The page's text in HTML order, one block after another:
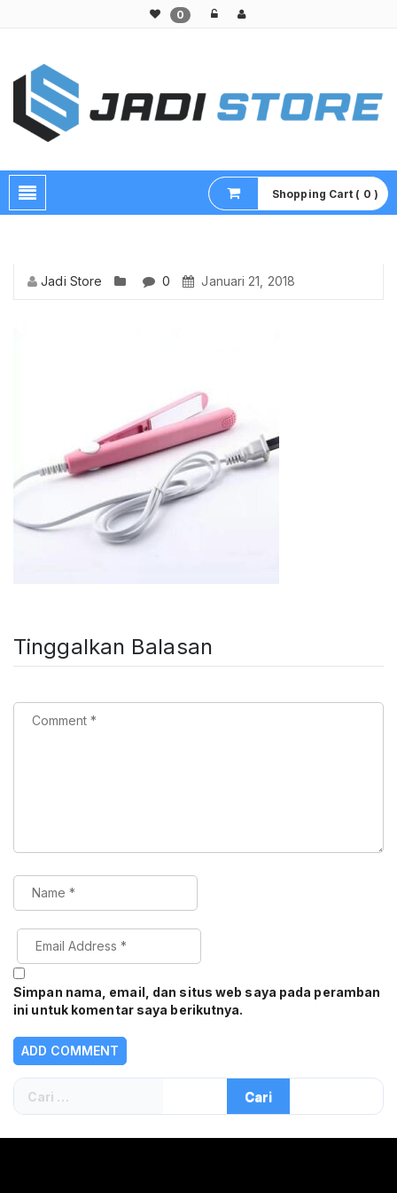
0
Shopping Cart ( 0 )
Jadi Store 0 Januari 21, 2018
Tinggalkan Balasan
Simpan nama, email, dan situs web saya pada peramban
ini untuk komentar saya berikutnya.
Cari
untuk: